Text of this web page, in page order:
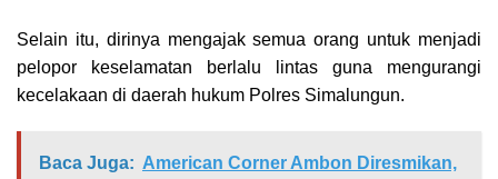
Selain itu, dirinya mengajak semua orang untuk menjadi
pelopor keselamatan berlalu lintas guna mengurangi
kecelakaan di daerah hukum Polres Simalungun.
Baca Juga: American Corner Ambon Diresmikan,